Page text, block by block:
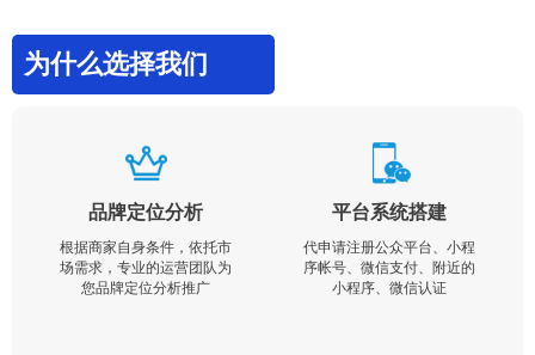
为什么选择我们
品牌定位分析
根据商家自身条件，依托市
场需求，专业的运营团队为
您品牌定位分析推广
平台系统搭建
代申请注册公众平台、小程
序帐号、微信支付、附近的
小程序、微信认证